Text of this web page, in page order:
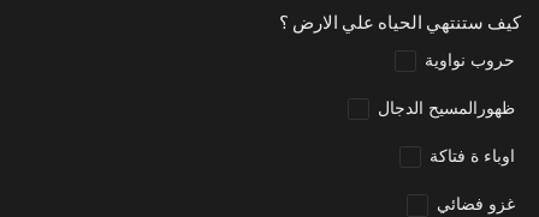
كيف ستنتهي الحياه علي الارض ؟
حروب نواوية
ظهورالمسيح الدجال
اوباء ة فتاكة
غزو فضائي